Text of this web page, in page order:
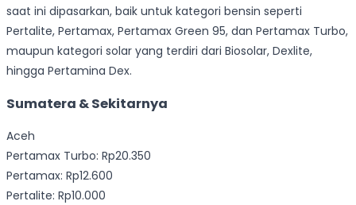
saat ini dipasarkan, baik untuk kategori bensin seperti
Pertalite, Pertamax, Pertamax Green 95, dan Pertamax Turbo,
maupun kategori solar yang terdiri dari Biosolar, Dexlite,
hingga Pertamina Dex.
Sumatera & Sekitarnya
Aceh
Pertamax Turbo: Rp20.350
Pertamax: Rp12.600
Pertalite: Rp10.000